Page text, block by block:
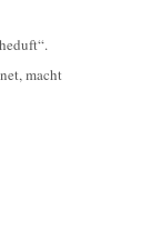
macht